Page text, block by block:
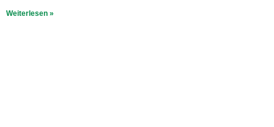
Weiterlesen »